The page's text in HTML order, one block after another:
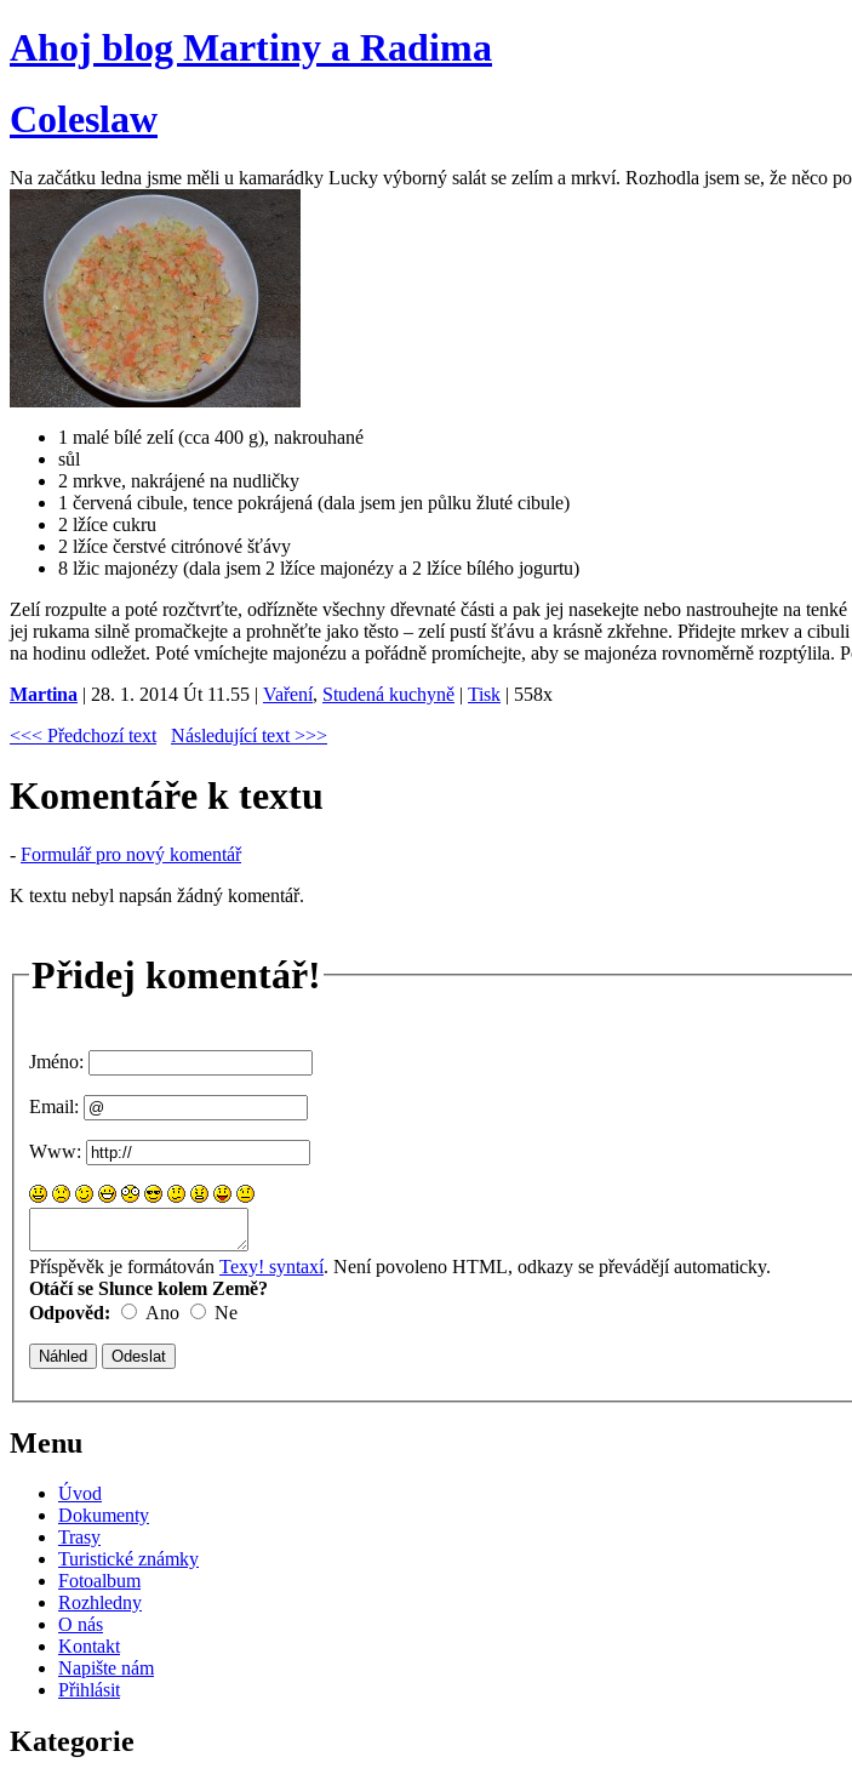
Ahoj blog Martiny a Radima
Coleslaw
Na začátku ledna jsme měli u kamarádky Lucky výborný salát se zelím a mrkví. Rozhodla jsem se, že něco
1 malé bílé zelí (cca 400 g), nakrouhané
sůl
2 mrkve, nakrájené na nudličky
1 červená cibule, tence pokrájená (dala jsem jen půlku žluté cibule)
2 lžíce cukru
2 lžíce čerstvé citrónové šťávy
8 lžic majonézy (dala jsem 2 lžíce majonézy a 2 lžíce bílého jogurtu)
Zelí rozpulte a poté rozčtvrťte, odřízněte všechny dřevnaté části a pak jej nasekejte nebo nastrouhejte na
jej rukama silně promačkejte a prohněťte jako těsto – zelí pustí šťávu a krásně zkřehne. Přidejte mrkev a
na hodinu odležet. Poté vmíchejte majonézu a pořádně promíchejte, aby se majonéza rovnoměrně rozptýlila.
Martina | 28. 1. 2014 Út 11.55 | Vaření, Studená kuchyně | Tisk | 558x
<<< Předchozí text
Následující text >>>
Komentáře k textu
- Formulář pro nový komentář
K textu nebyl napsán žádný komentář.
Přidej komentář!
Jméno:
Email:
Www:
Příspěvěk je formátován Texy! syntaxí. Není povoleno HTML, odkazy se převádějí automaticky.
Otáčí se Slunce kolem Země?
Odpověd:
Ano Ne
Menu
Úvod
Dokumenty
Trasy
Turistické známky
Fotoalbum
Rozhledny
O nás
Kontakt
Napište nám
Přihlásit
Kategorie